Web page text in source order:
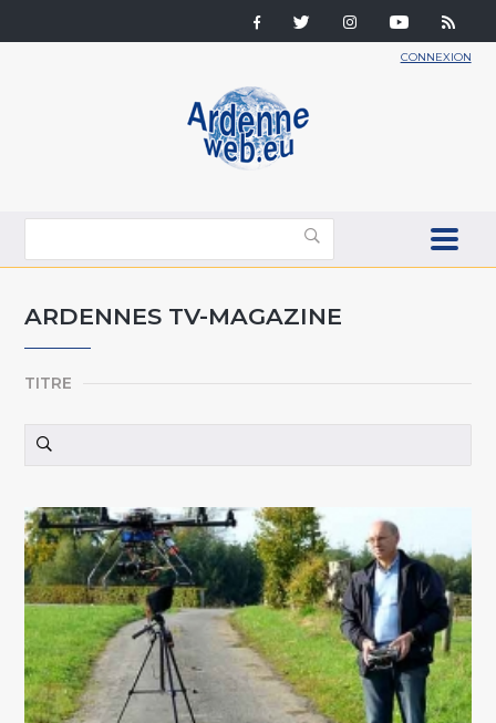
CONNEXION
ARDENNES TV-MAGAZINE
TITRE